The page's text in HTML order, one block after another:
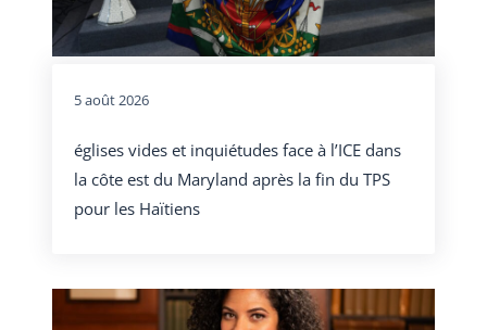
5 août 2026
églises vides et inquiétudes face à l’ICE dans
la côte est du Maryland après la fin du TPS
pour les Haïtiens